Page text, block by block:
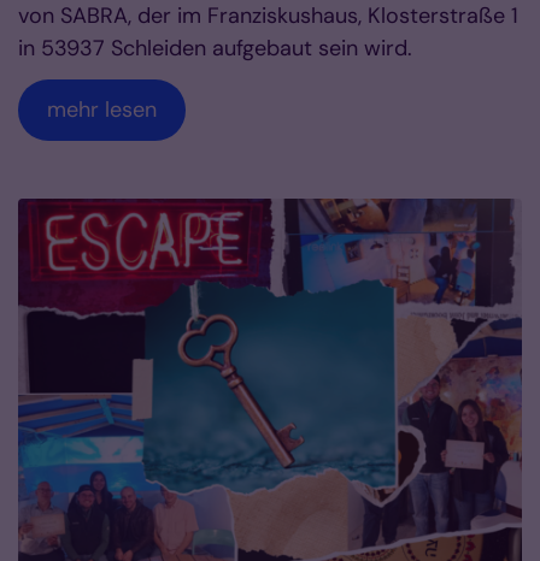
von SABRA, der im Franziskushaus, Klosterstraße 1
in 53937 Schleiden aufgebaut sein wird.
mehr lesen